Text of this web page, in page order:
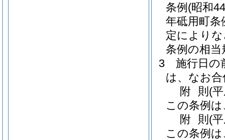
条例 (昭和
年砥用町条
定により
条例の相
3
施行日の
は、なお
附 則 (
この条例
附 則 (
この条例